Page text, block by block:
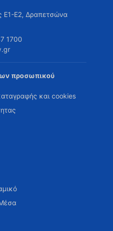
Ε1-Ε2, Δραπετσώνα
1700
προσωπικού
και cookies